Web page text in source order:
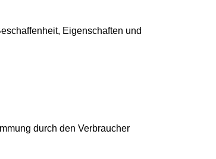
Eigenschaften und
durch den Verbraucher